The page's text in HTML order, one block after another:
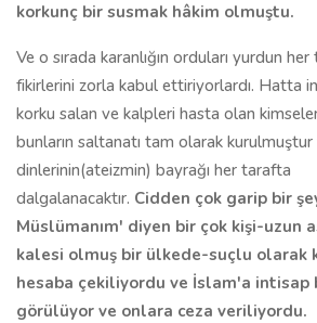
korkunç bir susmak hâkim olmuştu.
Ve o sırada karanlığın orduları yurdun her
fikirlerini zorla kabul ettiriyorlardı. Hatta
korku salan ve kalpleri hasta olan kimseler
bunların saltanatı tam olarak kurulmuştur
dinlerinin(ateizmin) bayrağı her tarafta
dalgalanacaktır. Cidden çok garip bir
Müslümanım' diyen bir çok kişi-uzun
kalesi olmuş bir ülkede-suçlu olarak
hesaba çekiliyordu ve İslam'a intisap
görülüyor ve onlara ceza veriliyordu.